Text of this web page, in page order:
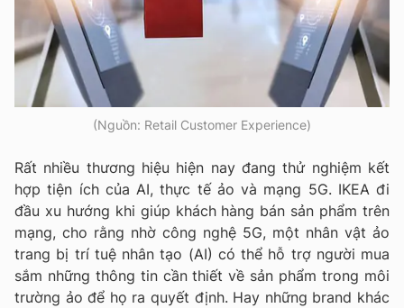
(Nguồn: Retail Customer Experience)
Rất nhiều thương hiệu hiện nay đang thử nghiệm kết
hợp tiện ích của AI, thực tế ảo và mạng 5G. IKEA đi
đầu xu hướng khi giúp khách hàng bán sản phẩm trên
mạng, cho rằng nhờ công nghệ 5G, một nhân vật ảo
trang bị trí tuệ nhân tạo (AI) có thể hỗ trợ người mua
sắm những thông tin cần thiết về sản phẩm trong môi
trường ảo để họ ra quyết định. Hay những brand khác